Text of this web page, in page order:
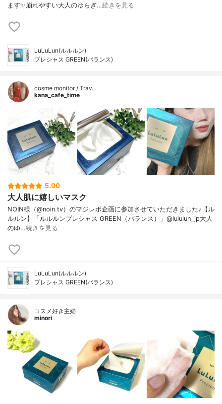
ます✨崩れやすい大人のゆらぎ…続きを見る
LuLuLun(ルルルン)
プレシャス GREEN(バランス)
cosme monitor / Trav…
kana_cafe_time
5.00
大人肌に嬉しいマスク
NOIN様（@noin.tv）のマジレポ企画に参加させていただきました♪【ル
ルルン】「ルルルンプレシャス GREEN（バランス）」@lululun_jp大人
のゆ…続きを見る
LuLuLun(ルルルン)
プレシャス GREEN(バランス)
コスメ好き主婦
minori